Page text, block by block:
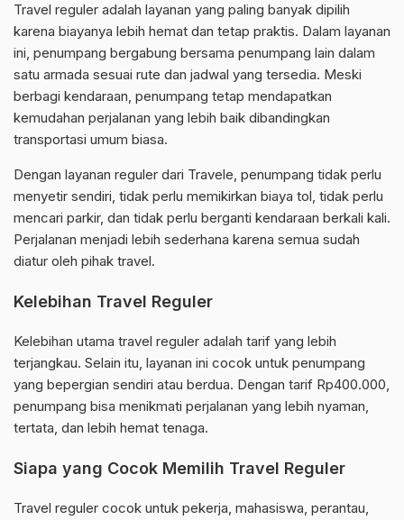
Travel reguler adalah layanan yang paling banyak dipilih
karena biayanya lebih hemat dan tetap praktis. Dalam layanan
ini, penumpang bergabung bersama penumpang lain dalam
satu armada sesuai rute dan jadwal yang tersedia. Meski
berbagi kendaraan, penumpang tetap mendapatkan
kemudahan perjalanan yang lebih baik dibandingkan
transportasi umum biasa.
Dengan layanan reguler dari Travele, penumpang tidak perlu
menyetir sendiri, tidak perlu memikirkan biaya tol, tidak perlu
mencari parkir, dan tidak perlu berganti kendaraan berkali kali.
Perjalanan menjadi lebih sederhana karena semua sudah
diatur oleh pihak travel.
Kelebihan Travel Reguler
Kelebihan utama travel reguler adalah tarif yang lebih
terjangkau. Selain itu, layanan ini cocok untuk penumpang
yang bepergian sendiri atau berdua. Dengan tarif Rp400.000,
penumpang bisa menikmati perjalanan yang lebih nyaman,
tertata, dan lebih hemat tenaga.
Siapa yang Cocok Memilih Travel Reguler
Travel reguler cocok untuk pekerja, mahasiswa, perantau,